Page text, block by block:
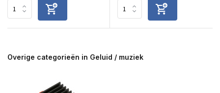
Overige categorieën in Geluid / muziek